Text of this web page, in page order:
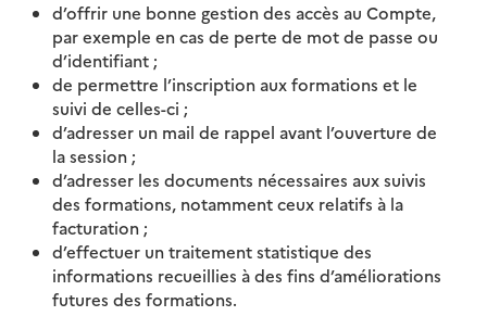
d’offrir une bonne gestion des accès au Compte,
par exemple en cas de perte de mot de passe ou
d’identifiant ;
de permettre l’inscription aux formations et le
suivi de celles-ci ;
d’adresser un mail de rappel avant l’ouverture de
la session ;
d’adresser les documents nécessaires aux suivis
des formations, notamment ceux relatifs à la
facturation ;
d’effectuer un traitement statistique des
informations recueillies à des fins d’améliorations
futures des formations.